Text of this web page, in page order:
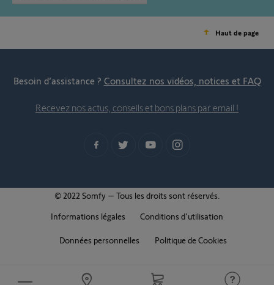
Haut de page
Besoin d’assistance ? Consultez nos vidéos, notices et FAQ
Recevez nos actus, conseils et bons plans par email !
© 2022 Somfy – Tous les droits sont réservés.
Informations légales
Conditions d'utilisation
Données personnelles Politique de Cookies